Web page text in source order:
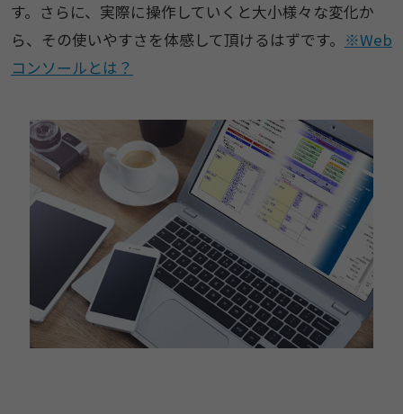
す。さらに、実際に操作していくと大小様々な変化か
ら、その使いやすさを体感して頂けるはずです。 ※Web
コンソールとは？